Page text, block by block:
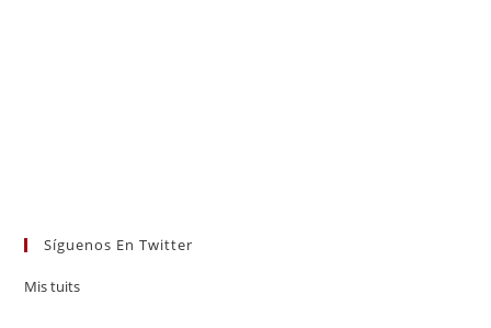
Síguenos En Twitter
Mis tuits